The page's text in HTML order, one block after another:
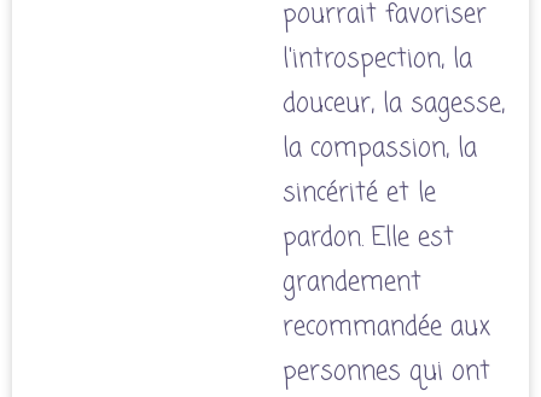
pourrait favoriser
l'introspection, la
douceur, la sagesse,
la compassion, la
sincérité et le
pardon. Elle est
grandement
recommandée aux
personnes qui ont